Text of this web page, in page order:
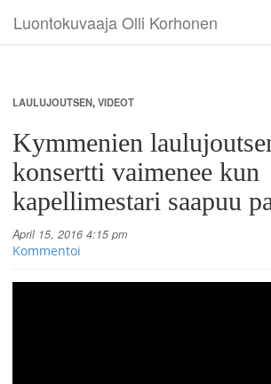
Luontokuvaaja Olli Korhonen
LAULUJOUTSEN,VIDEOT
Kymmenien
konsertti vaimenee kun
kapellimestari saapuu
April 15, 2016 4:15 pm
Kommentoi